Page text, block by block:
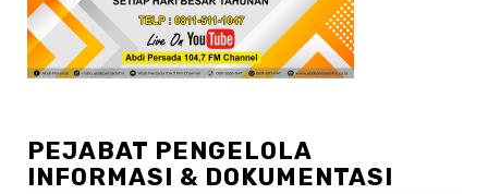
PEJABAT PENGELOLA
INFORMASI & DOKUMENTASI